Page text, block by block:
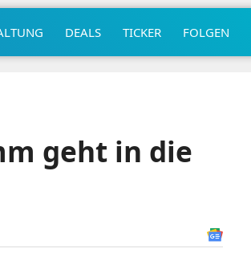
DEALS TICKER FOLGEN
geht in die